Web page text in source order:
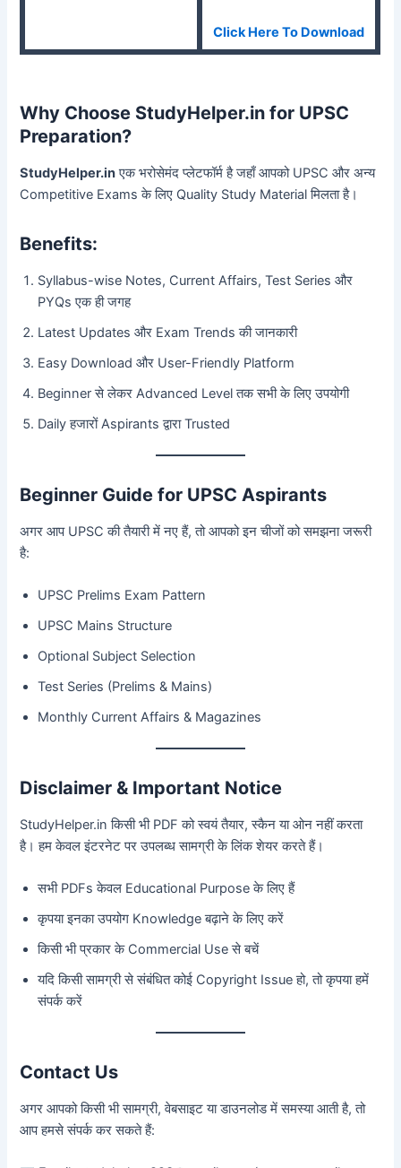
Click Here To Download
Why Choose StudyHelper.in for UPSC
Preparation?
StudyHelper.inएक भरोसेमंद प्लेटफॉर्म है जहाँ आपको UPSC और अन्य
Competitive Exams के लिए Quality Study Material मिलता है।
Benefits:
Syllabus-wise Notes, Current Affairs, Test Series और
PYQs एक ही जगह
Latest Updates और Exam Trends की जानकारी
Easy Download और User-Friendly Platform
Beginner से लेकर Advanced Level तक सभी के लिए उपयोगी
Daily हजारों Aspirants द्वारा Trusted
Beginner Guide for UPSC Aspirants
अगर आप UPSC की तैयारी में नए हैं, तो आपको इन चीजों को समझना जरूरी
है:
UPSC Prelims Exam Pattern
UPSC Mains Structure
Optional Subject Selection
Test Series (Prelims & Mains)
Monthly Current Affairs & Magazines
Disclaimer & Important Notice
StudyHelper.in किसी भी PDF को स्वयं तैयार, स्कैन या ओन नहीं करता
है। हम केवल इंटरनेट पर उपलब्ध सामग्री के लिंक शेयर करते हैं।
सभी PDFs केवल Educational Purpose के लिए हैं
कृपया इनका उपयोग Knowledge बढ़ाने के लिए करें
किसी भी प्रकार के Commercial Use से बचें
यदि किसी सामग्री से संबंधित कोई Copyright Issue हो, तो कृपया हमें
संपर्क करें
Contact Us
अगर आपको किसी भी सामग्री, वेबसाइट या डाउनलोड में समस्या आती है, तो
आप हमसे संपर्क कर सकते हैं: